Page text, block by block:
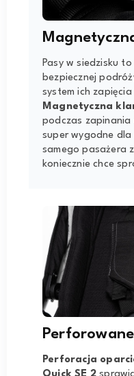
Pasy w siedzisku
bezpiecznej
system ich
Magnetyczna
podczas zapinania
super wygodne
samego pasażera
koniecznie chce
Perforacja